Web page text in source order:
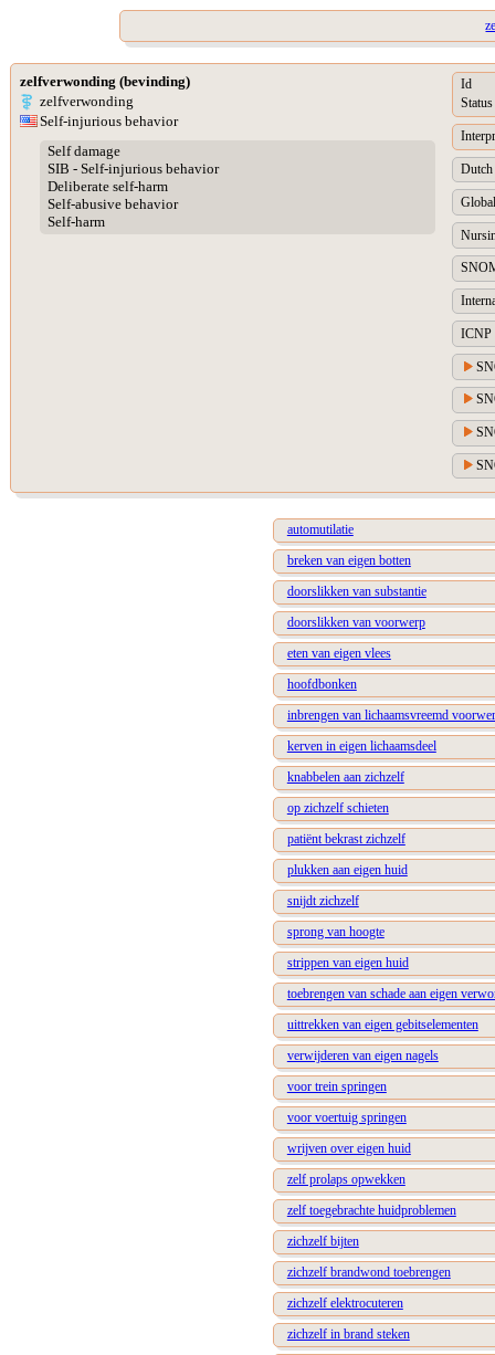
zelfverwonding (bevinding)
zelfverwonding
Self-injurious behavior
Self damage
SIB - Self-injurious behavior
Deliberate self-harm
Self-abusive behavior
Self-harm
Id
Status
Dutch
ICNP
automutilatie
breken van eigen botten
doorslikken van substantie
doorslikken van voorwerp
eten van eigen vlees
hoofdbonken
inbrengen van lichaamsvreemd
kerven in eigen lichaamsdeel
knabbelen aan zichzelf
op zichzelf schieten
patiënt bekrast zichzelf
plukken aan eigen huid
snijdt zichzelf
sprong van hoogte
strippen van eigen huid
toebrengen van schade aan eigen
uittrekken van eigen gebitselementen
verwijderen van eigen nagels
voor trein springen
voor voertuig springen
wrijven over eigen huid
zelf prolaps opwekken
zelf toegebrachte huidproblemen
zichzelf bijten
zichzelf brandwond toebrengen
zichzelf elektrocuteren
zichzelf in brand steken